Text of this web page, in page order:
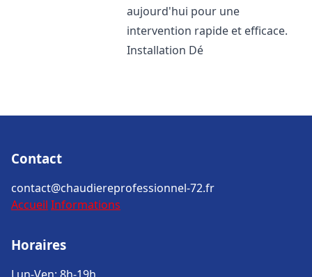
aujourd'hui pour une
intervention rapide et efficace.
Installation Dé
Contact
contact@chaudiereprofessionnel-72.fr
Accueil Informations
Horaires